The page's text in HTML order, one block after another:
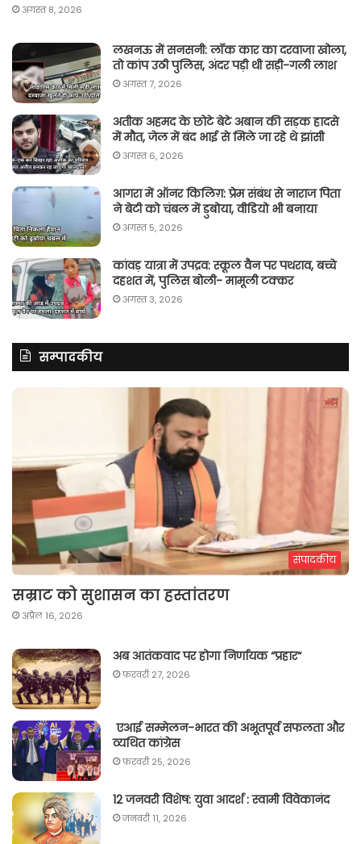
अगस्त 8, 2026
लखनऊ में सनसनी: लॉक कार का दरवाजा खोला,
तो कांप उठी पुलिस, अंदर पड़ी थी सड़ी-गली लाश
अगस्त 7, 2026
अतीक अहमद के छोटे बेटे अबान की सड़क हादसे
में मौत, जेल में बंद भाई से मिले जा रहे थे झांसी
अगस्त 6, 2026
आगरा में ऑनर किलिग़: प्रेम संबंध से नाराज पिता
ने बेटी को चंबल में डुबोया, वीडियो भी बनाया
अगस्त 5, 2026
कांवड़ यात्रा में उपद्रव: स्कूल वैन पर पथराव, बच्चे
दहशत में, पुलिस बोली- मामूली टक्कर
अगस्त 3, 2026
सम्पादकीय
संपादकीय
सम्राट को सुशासन का हस्तांतरण
अप्रैल 16, 2026
अब आतंकवाद पर होगा निर्णायक “प्रहार“
फ़रवरी 27, 2026
एआई सम्मेलन-भारत की अभूतपूर्व सफलता और
व्यथित कांग्रेस
फ़रवरी 25, 2026
12 जनवरी विशेष: युवा आदर्श : स्वामी विवेकानंद
जनवरी 11, 2026